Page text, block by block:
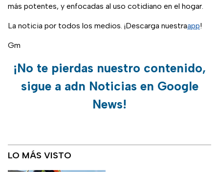
más potentes, y enfocadas al uso cotidiano en el hogar.
La noticia por todos los medios. ¡Descarga nuestraapp!
Gm
¡No te pierdas nuestro contenido,
sigue a adn Noticias en Google
News!
LO MÁS VISTO